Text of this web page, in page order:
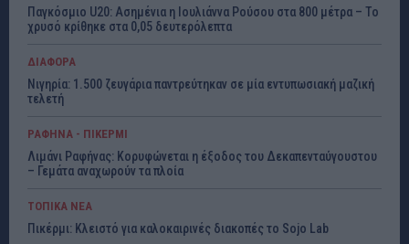
Παγκόσμιο U20: Ασημένια η Ιουλιάννα Ρούσου στα 800 μέτρα – Το
χρυσό κρίθηκε στα 0,05 δευτερόλεπτα
ΔΙΑΦΟΡΑ
Νιγηρία: 1.500 ζευγάρια παντρεύτηκαν σε μία εντυπωσιακή μαζική
τελετή
ΡΑΦΗΝΑ - ΠΙΚΕΡΜΙ
Λιμάνι Ραφήνας: Κορυφώνεται η έξοδος του Δεκαπενταύγουστου
– Γεμάτα αναχωρούν τα πλοία
ΤΟΠΙΚΑ ΝΕΑ
Πικέρμι: Κλειστό για καλοκαιρινές διακοπές το Sojo Lab